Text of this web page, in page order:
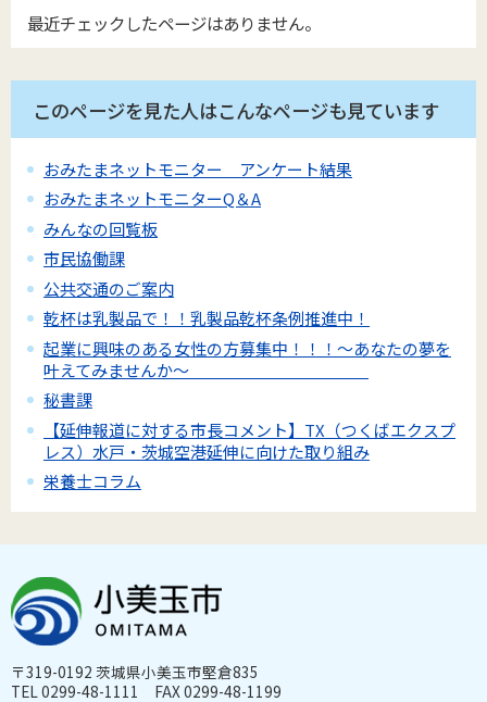
最近チェックしたページはありません。
このページを見た人はこんなページも見ています
おみたまネットモニター アンケート結果
おみたまネットモニターQ＆A
みんなの回覧板
市民協働課
公共交通のご案内
乾杯は乳製品で！！乳製品乾杯条例推進中！
起業に興味のある女性の方募集中！！！～あなたの夢を
叶えてみませんか～
秘書課
【延伸報道に対する市長コメント】TX（つくばエクスプ
レス）水戸・茨城空港延伸に向けた取り組み
栄養士コラム
〒319-0192 茨城県小美玉市堅倉835
TEL 0299-48-1111 FAX 0299-48-1199